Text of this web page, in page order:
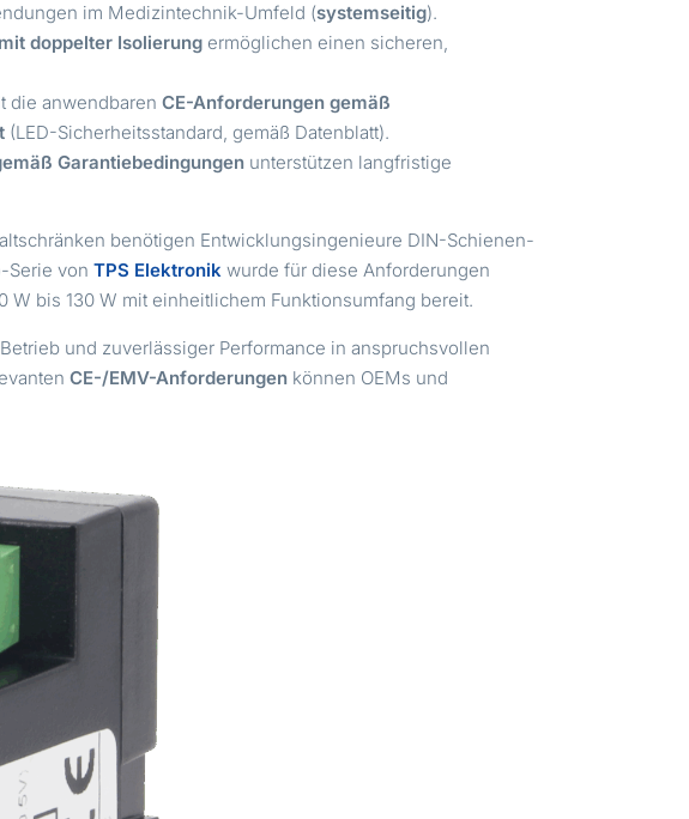
im Medizintechnik-Umfeld (systemseitig).
doppelter Isolierung ermöglichen einen sicheren,
die anwendbarenCE-Anforderungen gemäß
(LED-Sicherheitsstandard, gemäß Datenblatt).
Garantiebedingungen unterstützen langfristige
benötigen Entwicklungsingenieure DIN-Schienen-
Serie vonTPS Elektronik wurde für diese Anforderungen
W bis 130 W mit einheitlichem Funktionsumfang bereit.
und zuverlässiger Performance in anspruchsvollen
CE-/EMV-Anforderungen können OEMs und